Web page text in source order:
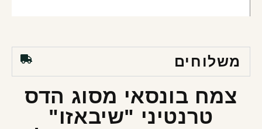
משלוחים
צמח בונסאי מסוג הדס
טרנטיני "שיבאזו"